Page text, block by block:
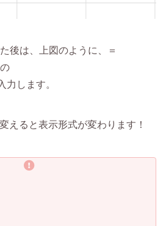
後は、上図のように、＝
の
力します。
えると表示形式が変わります！